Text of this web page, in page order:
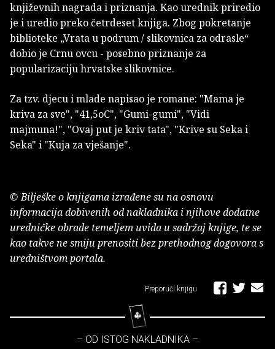
književnih nagrada i priznanja. Kao urednik priredio
je i uredio preko četrdeset knjiga. Zbog pokretanje
biblioteke „Vrata u podrum / slikovnica za odrasle“
dobio je Crnu ovcu - posebno priznanje za
popularizaciju hrvatske slikovnice.
Za tzv. djecu i mlade napisao je romane: "Mama je
kriva za sve", "41,5oC", "Gumi-gumi", "Vidi
majmuna!", "Ovaj put je kriv tata", "Krive su Seka i
Seka" i "Kuja za vješanje".
© Bilješke o knjigama izrađene su na osnovu
informacija dobivenih od nakladnika i njihove dodatne
uredničke obrade temeljem uvida u sadržaj knjige, te se
kao takve ne smiju prenositi bez prethodnog dogovora s
uredništvom portala.
Preporuči knjigu
– OD ISTOG NAKLADNIKA –